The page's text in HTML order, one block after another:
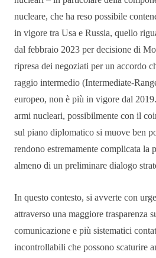
nucleare, che ha reso possibile
in vigore tra Usa e Russia, quello
dal febbraio 2023 per decisione di
ripresa dei negoziati per un accordo
raggio intermedio (Intermediate-
europeo, non è più in vigore dal
armi nucleari, possibilmente con il
sul piano diplomatico si muove ben
rendono estremamente complicata la
almeno di un preliminare dialogo
In questo contesto, si avverte con
attraverso una maggiore trasparenza
comunicazione e più sistematici
incontrollabili che possono scaturire